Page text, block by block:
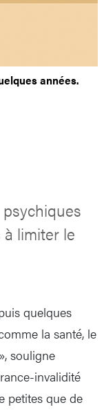
années.
limiter le
quelques
la santé, le
souligne
invalidité
petites que de